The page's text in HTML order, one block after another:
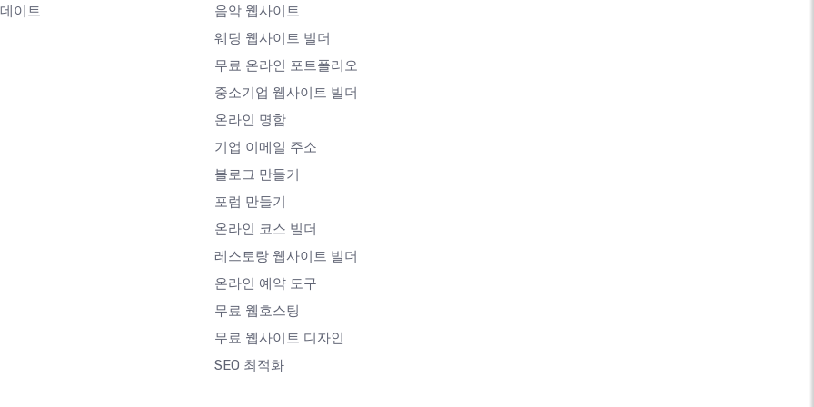
이트
음악 웹사이트
웨딩 웹사이트 빌더
무료 온라인 포트폴리오
중소기업 웹사이트 빌더
온라인 명함
기업 이메일 주소
블로그 만들기
포럼 만들기
온라인 코스 빌더
레스토랑 웹사이트 빌더
온라인 예약 도구
무료 웹호스팅
무료 웹사이트 디자인
SEO 최적화